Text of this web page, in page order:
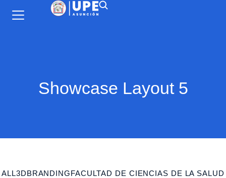
Showcase Layout 5
ALL3DBRANDINGFACULTAD DE CIENCIAS DE LA SALUD